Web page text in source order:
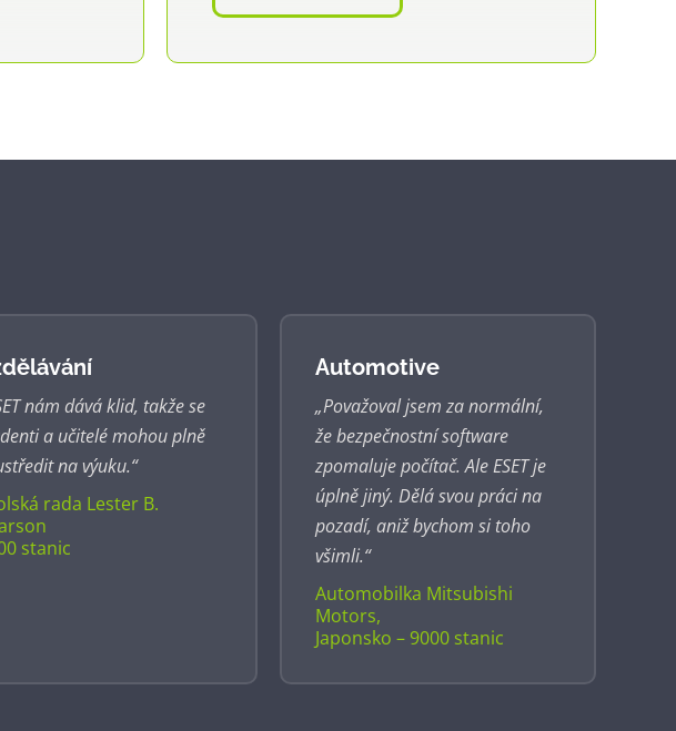
nám dává klid, takže se
a učitelé mohou plně
na výuku.“
rada Lester B.
stanic
Automotive
„Považoval jsem za normální,
že bezpečnostní software
zpomaluje počítač. Ale ESET je
úplně jiný. Dělá svou práci na
pozadí, aniž bychom si toho
všimli.“
Automobilka Mitsubishi
Motors,
Japonsko – 9000 stanic